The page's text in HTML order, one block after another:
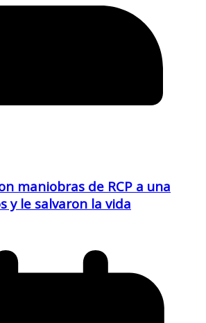
maniobras de RCP a una
y le salvaron la vida